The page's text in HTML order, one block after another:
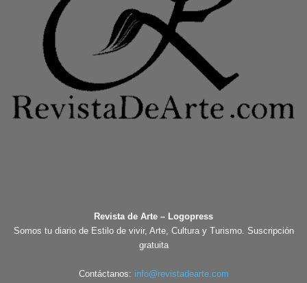
Revista de Arte – Logopress
Somos tu diario de Estilo de vivir, Arte, Cultura y Turismo. Suscripción
gratuita
Contáctanos: info@revistadearte.com